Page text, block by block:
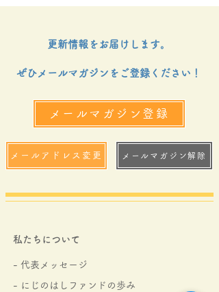
更新情報をお届けします。
ぜひメールマガジンをご登録ください！
メールマガジン登録
メールアドレス変更 メールマガジン解除
私たちについて
- 代表メッセージ
- にじのはしファンドの 歩み